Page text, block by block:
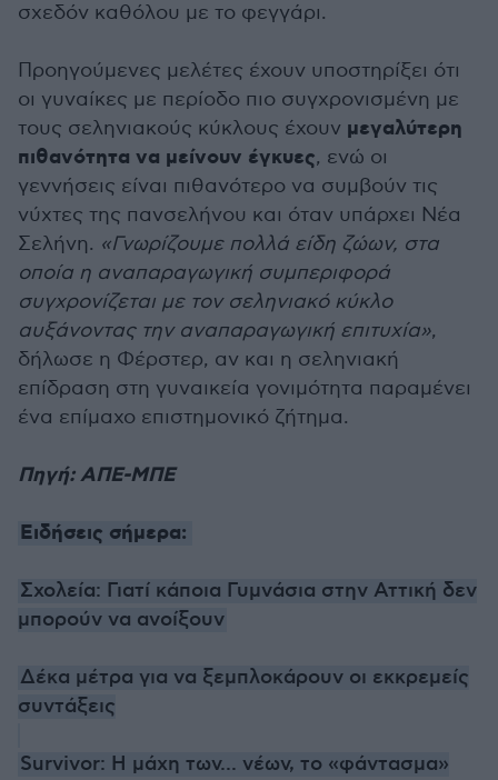
σχεδόν καθόλου με το φεγγάρι.
Προηγούμενες μελέτες έχουν υποστηρίξει ότι
οι γυναίκες με περίοδο πιο συγχρονισμένη με
τους σεληνιακούς κύκλους έχουν μεγαλύτερη
πιθανότητα να μείνουν έγκυες, ενώ οι
γεννήσεις είναι πιθανότερο να συμβούν τις
νύχτες της πανσελήνου και όταν υπάρχει Νέα
Σελήνη. «Γνωρίζουμε πολλά είδη ζώων, στα
οποία η αναπαραγωγική συμπεριφορά
συγχρονίζεται με τον σεληνιακό κύκλο
αυξάνοντας την αναπαραγωγική επιτυχία»,
δήλωσε η Φέρστερ, αν και η σεληνιακή
επίδραση στη γυναικεία γονιμότητα παραμένει
ένα επίμαχο επιστημονικό ζήτημα.
Πηγή: ΑΠΕ-ΜΠΕ
Ειδήσεις σήμερα:
Σχολεία: Γιατί κάποια Γυμνάσια στην Αττική δεν
μπορούν να ανοίξουν
Δέκα μέτρα για να ξεμπλοκάρουν οι εκκρεμείς
συντάξεις
Survivor: Η μάχη των... νέων, το «φάντασμα»